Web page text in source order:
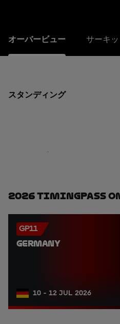
オーバービュー サーキ
スタンディング
2026 TimingPass
GP11
GERMANY
10 - 12 JUL 2026